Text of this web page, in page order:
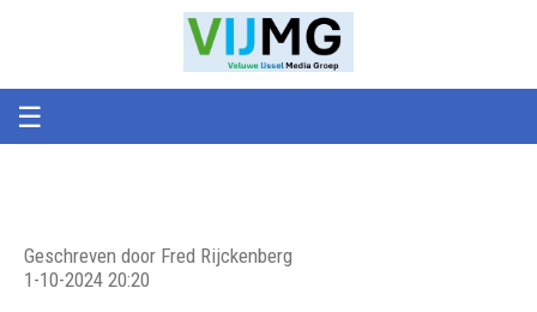
☰
Geschreven door Fred Rijckenberg
1-10-2024 20:20